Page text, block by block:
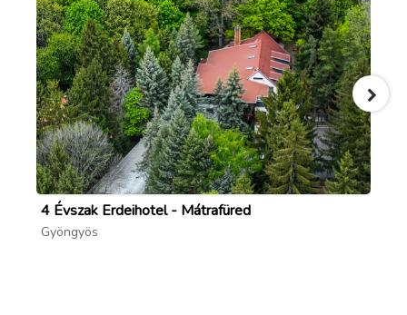
4 Évszak Erdeihotel - Mátrafüred
Gyöngyös